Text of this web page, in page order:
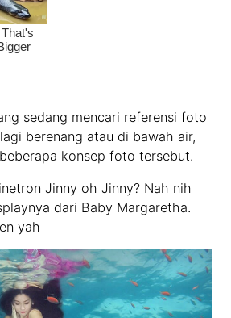
sedang mencari referensi foto
berenang atau di bawah air,
konsep foto tersebut.
Jinny oh Jinny? Nah nih
dari Baby Margaretha.
yah